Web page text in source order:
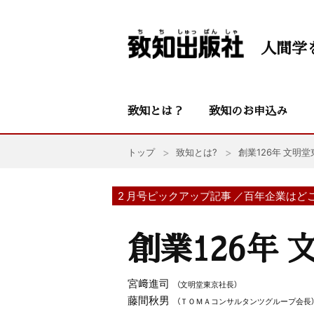
人間学
致知とは？ 致知のお申込み
トップ 致知とは? 創業126年 文明堂
2 月号ピックアップ記事 ／百年企業はど
創業126年
宮﨑進司 （文明堂東京社長）
藤間秋男 （ＴＯＭＡコンサルタンツグループ会長）